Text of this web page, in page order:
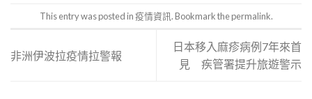
This entry was posted in疫情資訊. Bookmark thepermalink.
非洲伊波拉疫情拉警報
日本移入麻疹病例7年來首
見 疾管署提升旅遊警示